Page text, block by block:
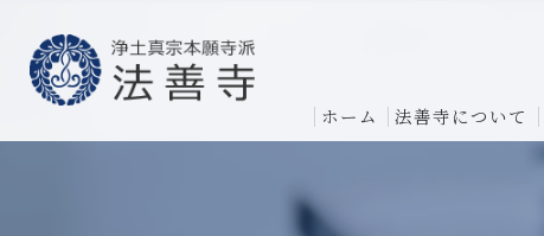
ホーム 法善寺について